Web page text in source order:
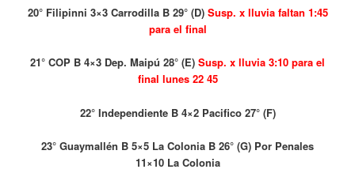
20° Filipinni 3×3 Carrodilla B 29° (D) Susp. x lluvia faltan 1:45
para el final
21° COP B 4×3 Dep. Maipú 28° (E) Susp. x lluvia 3:10 para el
final lunes 22 45
22° Independiente B 4×2 Pacifico 27° (F)
23° Guaymallén B 5×5 La Colonia B 26° (G) Por Penales
11×10 La Colonia